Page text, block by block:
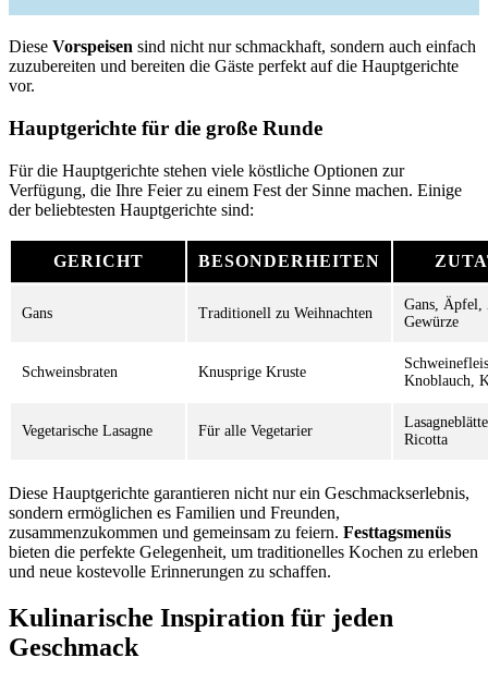
Diese Vorspeisen sind nicht nur schmackhaft, sondern auch einfach
zuzubereiten und bereiten die Gäste perfekt auf die Hauptgerichte
vor.
Hauptgerichte für die große Runde
Für die Hauptgerichte stehen viele köstliche Optionen zur
Verfügung, die Ihre Feier zu einem Fest der Sinne machen. Einige
der beliebtesten Hauptgerichte sind:
GERICHT BESONDERHEITEN
Gans Traditionell zu Weihnachten
Gans, Äpfel,
Gewürze
Schweinsbraten Knusprige Kruste
Knoblauch,
Vegetarische Lasagne Für alle Vegetarier
Ricotta
Diese Hauptgerichte garantieren nicht nur ein Geschmackserlebnis,
sondern ermöglichen es Familien und Freunden,
zusammenzukommen und gemeinsam zu feiern. Festtagsmenüs
bieten die perfekte Gelegenheit, um traditionelles Kochen zu erleben
und neue kostevolle Erinnerungen zu schaffen.
Kulinarische Inspiration für jeden
Geschmack